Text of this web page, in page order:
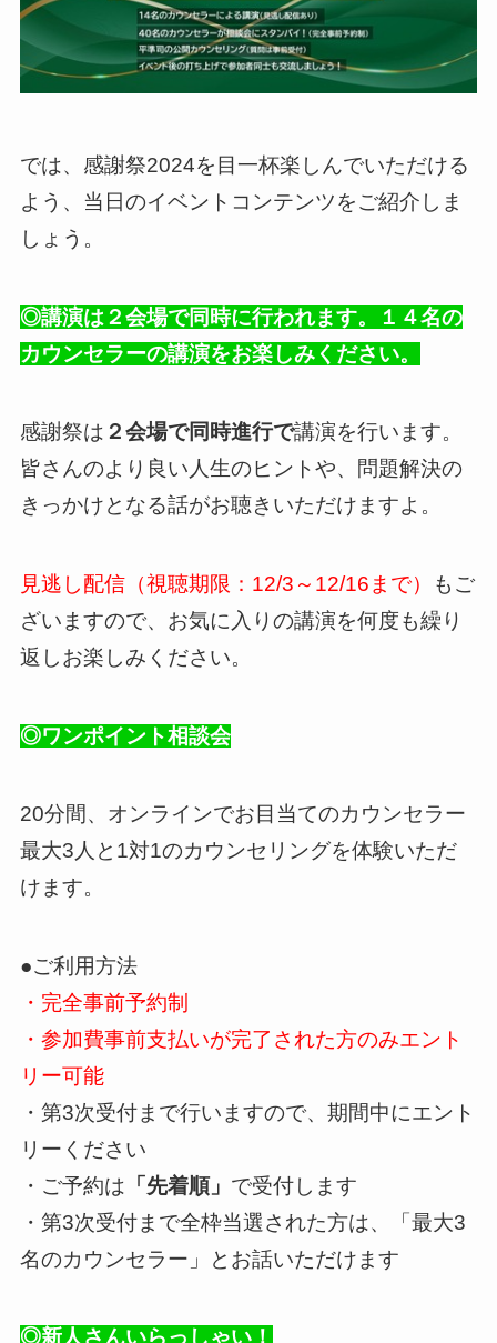
では、感謝祭2024を目一杯楽しんでいただける
よう、当日のイベントコンテンツをご紹介しま
しょう。
◎講演は２会場で同時に行われます。１４名の
カウンセラーの講演をお楽しみください。
感謝祭は ２会場で同時進行で講演を行います。
皆さんのより良い人生のヒントや、問題解決の
きっかけとなる話がお聴きいただけますよ。
見逃し配信（視聴期限：12/3～12/16まで）
もご
ざいますので、お気に入りの講演を何度も繰り
返しお楽しみください。
◎ワンポイント相談会
20分間、オンラインでお目当てのカウンセラー
最大3人と1対1のカウンセリングを体験いただ
けます。
●ご利用方法
・完全事前予約制
・参加費事前支払いが完了された方のみエント
リー可能
・第3次受付まで行いますので、期間中にエント
リーください
・ご予約は 「先着順」 で受付します
・第3次受付まで全枠当選された方は、「最大3
名のカウンセラー」とお話いただけます
◎新人さんいらっしゃい！